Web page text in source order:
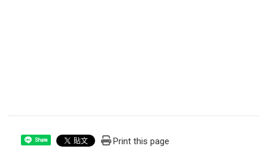
Share Print this page